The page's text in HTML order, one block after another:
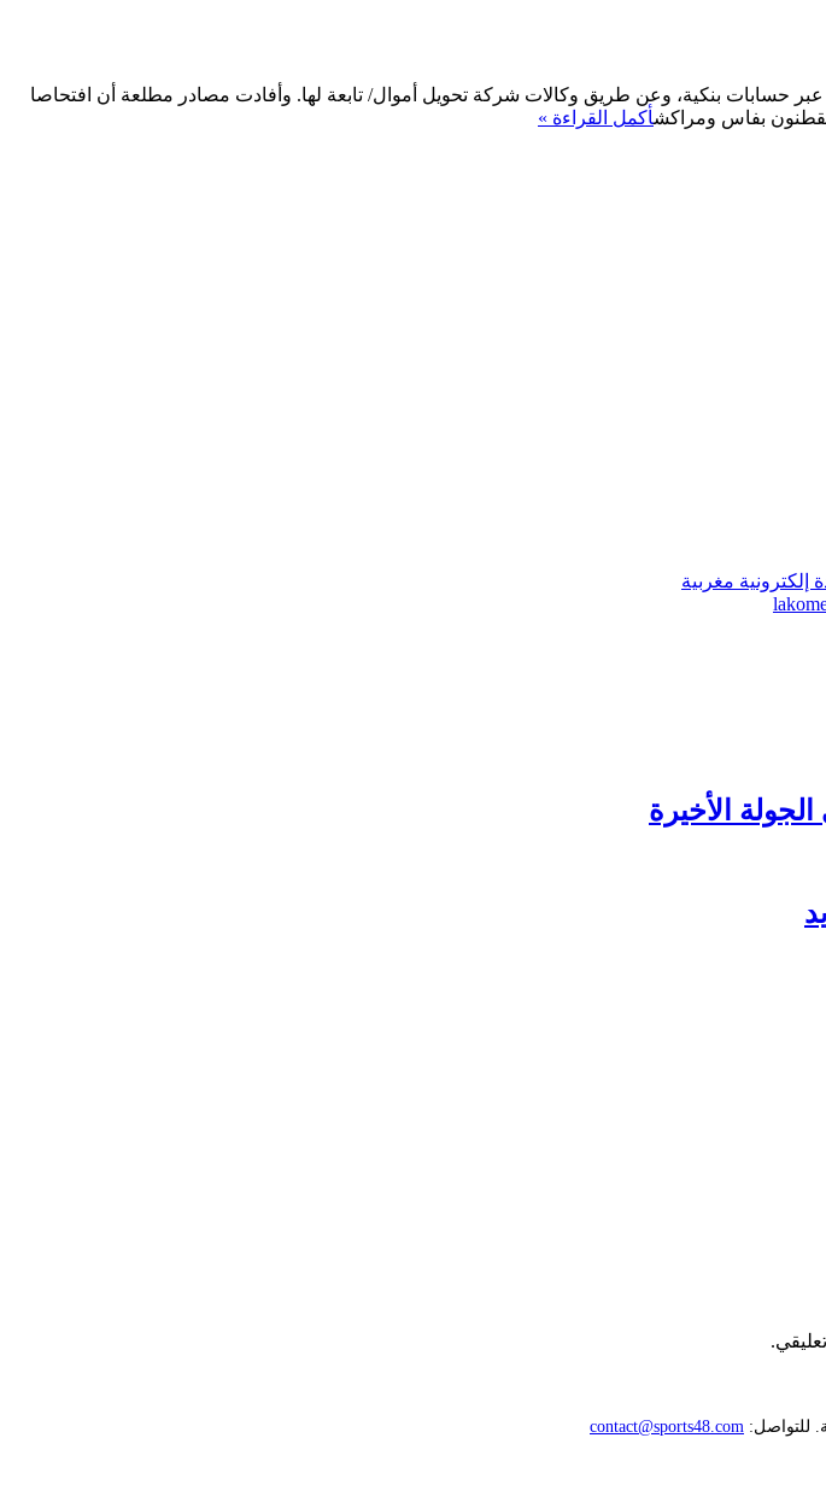
حسابات بنكية، وعن طريق وكالات شركة تحويل أموال/ تابعة لها. وأفادت مصادر مطلعة أن افتحاصا
يقطنون بفاس ومراكشأكمل القراءة »
الأخيرة
contact@sports48.com